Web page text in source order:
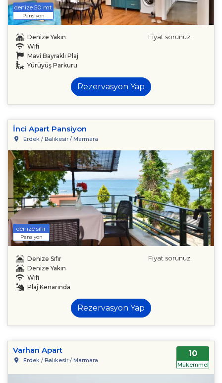
denize 50 mt
Pansiyon
Denize Yakın
Wifi
Mavi Bayraklı Plaj
Yürüyüş Parkuru
Fiyat sorunuz.
Rezervasyon Yap
İnci Apart Pansiyon
Erdek / Balıkesir / Marmara
denize sıfır
Pansiyon
Denize Sıfır
Denize Yakın
Wifi
Plaj Kenarında
Fiyat sorunuz.
Rezervasyon Yap
Varhan Apart
Erdek / Balıkesir / Marmara
10
Mükemmel